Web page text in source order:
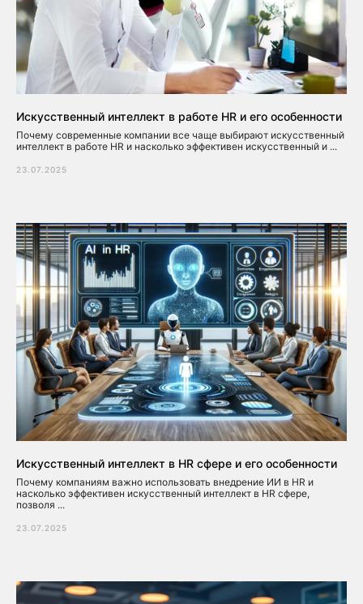
Искусственный интеллект в работе HR и его особенности
Почему современные компании все чаще выбирают искусственный
интеллект в работе HR и насколько эффективен искусственный и ...
23.07.2025
Искусственный интеллект в HR сфере и его особенности
Почему компаниям важно использовать внедрение ИИ в HR и
насколько эффективен искусственный интеллект в HR сфере,
позволя ...
23.07.2025